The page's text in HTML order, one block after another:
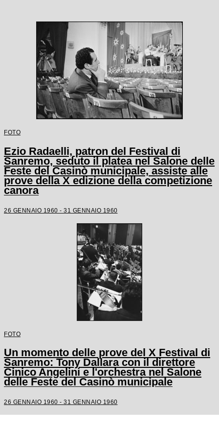
FOTO
Ezio Radaelli, patron del Festival di
Sanremo, seduto il platea nel Salone delle
Feste del Casinò municipale, assiste alle
prove della X edizione della competizione
canora
26 GENNAIO 1960 - 31 GENNAIO 1960
FOTO
Un momento delle prove del X Festival di
Sanremo: Tony Dallara con il direttore
Cinico Angelini e l'orchestra nel Salone
delle Feste del Casinò municipale
26 GENNAIO 1960 - 31 GENNAIO 1960